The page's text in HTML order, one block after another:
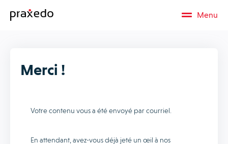
Menu
Merci !
Votre contenu vous a été envoyé par courriel.
En attendant, avez-vous déjà jeté un œil à nos